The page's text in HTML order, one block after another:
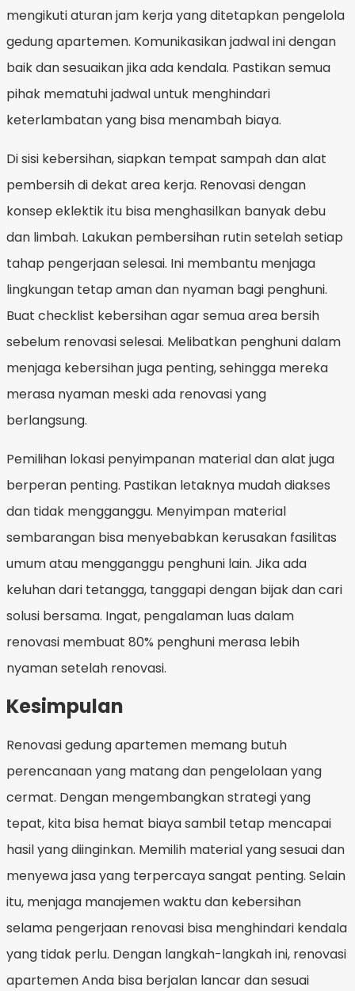
mengikuti aturan jam kerja yang ditetapkan pengelola
gedung apartemen. Komunikasikan jadwal ini dengan
baik dan sesuaikan jika ada kendala. Pastikan semua
pihak mematuhi jadwal untuk menghindari
keterlambatan yang bisa menambah biaya.
Di sisi kebersihan, siapkan tempat sampah dan alat
pembersih di dekat area kerja. Renovasi dengan
konsep eklektik itu bisa menghasilkan banyak debu
dan limbah. Lakukan pembersihan rutin setelah setiap
tahap pengerjaan selesai. Ini membantu menjaga
lingkungan tetap aman dan nyaman bagi penghuni.
Buat checklist kebersihan agar semua area bersih
sebelum renovasi selesai. Melibatkan penghuni dalam
menjaga kebersihan juga penting, sehingga mereka
merasa nyaman meski ada renovasi yang
berlangsung.
Pemilihan lokasi penyimpanan material dan alat juga
berperan penting. Pastikan letaknya mudah diakses
dan tidak mengganggu. Menyimpan material
sembarangan bisa menyebabkan kerusakan fasilitas
umum atau mengganggu penghuni lain. Jika ada
keluhan dari tetangga, tanggapi dengan bijak dan cari
solusi bersama. Ingat, pengalaman luas dalam
renovasi membuat 80% penghuni merasa lebih
nyaman setelah renovasi.
Kesimpulan
Renovasi gedung apartemen memang butuh
perencanaan yang matang dan pengelolaan yang
cermat. Dengan mengembangkan strategi yang
tepat, kita bisa hemat biaya sambil tetap mencapai
hasil yang diinginkan. Memilih material yang sesuai dan
menyewa jasa yang terpercaya sangat penting. Selain
itu, menjaga manajemen waktu dan kebersihan
selama pengerjaan renovasi bisa menghindari kendala
yang tidak perlu. Dengan langkah-langkah ini, renovasi
apartemen Anda bisa berjalan lancar dan sesuai